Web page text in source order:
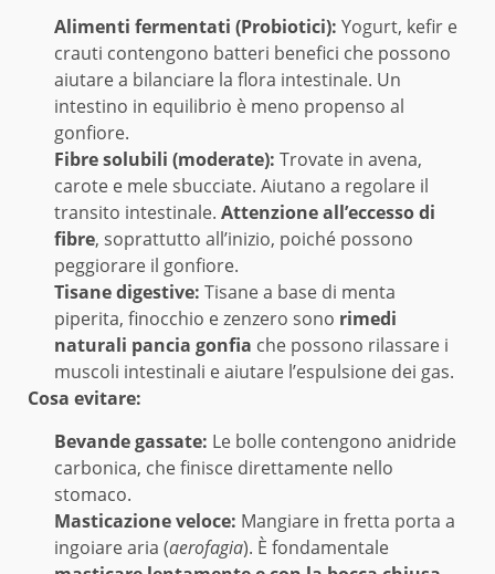
Alimenti fermentati (Probiotici): Yogurt, kefir e
crauti contengono batteri benefici che possono
aiutare a bilanciare la flora intestinale. Un
intestino in equilibrio è meno propenso al
gonfiore.
Fibre solubili (moderate): Trovate in avena,
carote e mele sbucciate. Aiutano a regolare il
transito intestinale. Attenzione all’eccesso di
fibre, soprattutto all’inizio, poiché possono
peggiorare il gonfiore.
Tisane digestive: Tisane a base di menta
piperita, finocchio e zenzero sono rimedi
naturali pancia gonfia che possono rilassare i
muscoli intestinali e aiutare l’espulsione dei gas.
Cosa evitare:
Bevande gassate: Le bolle contengono anidride
carbonica, che finisce direttamente nello
stomaco.
Masticazione veloce: Mangiare in fretta porta a
ingoiare aria (aerofagia). È fondamentale